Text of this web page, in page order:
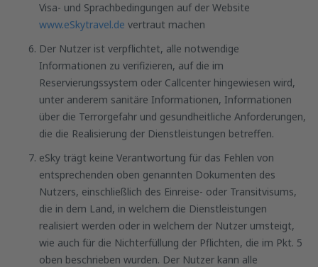
Visa- und Sprachbedingungen auf der Website
www.eSkytravel.de vertraut machen
Der Nutzer ist verpflichtet, alle notwendige
Informationen zu verifizieren, auf die im
Reservierungssystem oder Callcenter hingewiesen wird,
unter anderem sanitäre Informationen, Informationen
über die Terrorgefahr und gesundheitliche Anforderungen,
die die Realisierung der Dienstleistungen betreffen.
eSky trägt keine Verantwortung für das Fehlen von
entsprechenden oben genannten Dokumenten des
Nutzers, einschließlich des Einreise- oder Transitvisums,
die in dem Land, in welchem die Dienstleistungen
realisiert werden oder in welchem der Nutzer umsteigt,
wie auch für die Nichterfüllung der Pflichten, die im Pkt. 5
oben beschrieben wurden. Der Nutzer kann alle